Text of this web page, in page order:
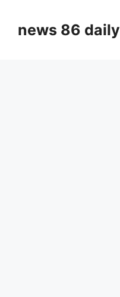
contentnews 86 daily